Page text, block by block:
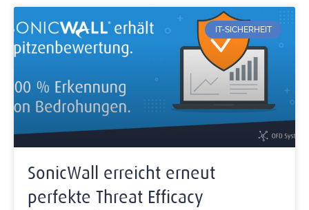
IT-SICHERHEIT
SonicWall erreicht erneut
perfekte Threat Efficacy